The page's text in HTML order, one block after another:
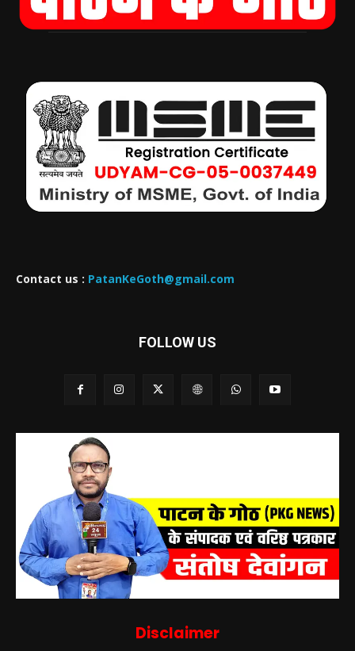
Contact us : PatanKeGoth@gmail.com
FOLLOW US
Disclaimer